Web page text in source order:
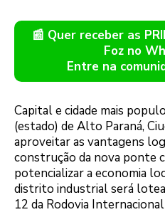
📰 Quer receber as
Foz no
Entre na
Capital e cidade mais
(estado) de Alto Paraná,
aproveitar as vantagens
construção da nova ponte
potencializar a economia
distrito industrial será
12 da Rodovia